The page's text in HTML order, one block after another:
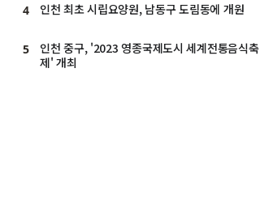
4 인천 최초 시립요양원, 남동구 도림동에 개원
5
인천 중구, '2023 영종국제도시 세계전통음식축
제' 개최